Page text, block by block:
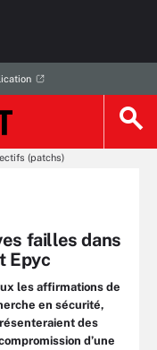
(patchs)
failles dans
Epyc
les affirmations de
en sécurité,
des
d’une